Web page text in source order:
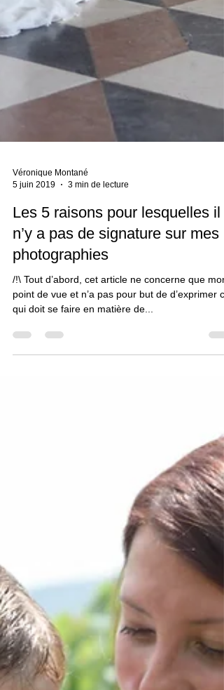
5 juin 2019
3 min de lecture
Les 5 raisons pour lesquelles il
n’y a pas de signature sur mes
photographies
/!\ Tout d’abord, cet article ne concerne que mon
point de vue et n’a pas pour but de d’exprimer ce
qui doit se faire en matière de...